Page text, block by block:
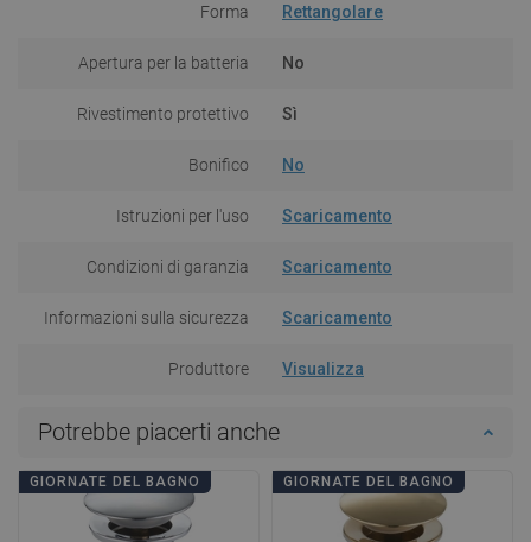
Forma Rettangolare
Apertura per la batteria No
Rivestimento protettivo Sì
Bonifico No
Istruzioni per l'uso Scaricamento
Condizioni di garanzia Scaricamento
Informazioni sulla sicurezza Scaricamento
Produttore Visualizza
Potrebbe piacerti anche
GIORNATE DEL BAGNO GIORNATE DEL BAGNO